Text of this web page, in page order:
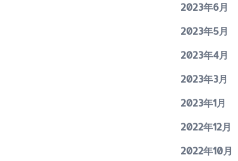
2023年6月
2023年5月
2023年4月
2023年3月
2023年1月
2022年12月
2022年10月